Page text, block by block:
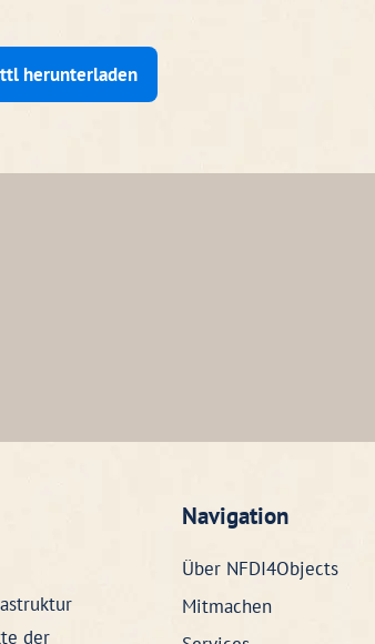
herunterladen
der
Navigation
Über NFDI4Objects
Mitmachen